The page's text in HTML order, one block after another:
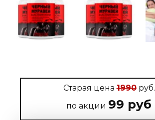
Старая цена1990руб.
по акции 99 руб